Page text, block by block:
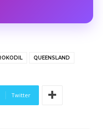
QUEENSLAND
Twitter